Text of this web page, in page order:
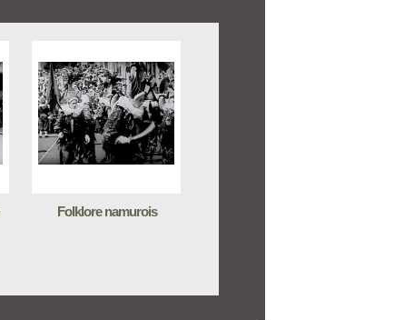
Folklore namurois